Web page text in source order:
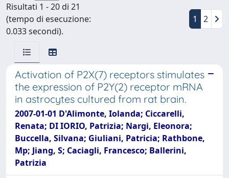
Risultati 1 - 20 di 21
(tempo di esecuzione:
0.033 secondi).
1 2
Activation of P2X(7) receptors stimulates
the expression of P2Y(2) receptor mRNA
in astrocytes cultured from rat brain.
2007-01-01 D'Alimonte, Iolanda; Ciccarelli,
Renata; DI IORIO, Patrizia; Nargi, Eleonora;
Buccella, Silvana; Giuliani, Patricia; Rathbone,
Mp; Jiang, S; Caciagli, Francesco; Ballerini,
Patrizia